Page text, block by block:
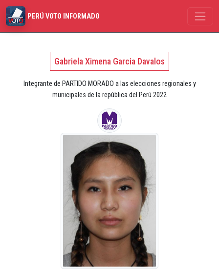
PERÚ VOTO INFORMADO
Gabriela Ximena Garcia Davalos
Integrante de PARTIDO MORADO a las elecciones regionales y
municipales de la república del Perú 2022